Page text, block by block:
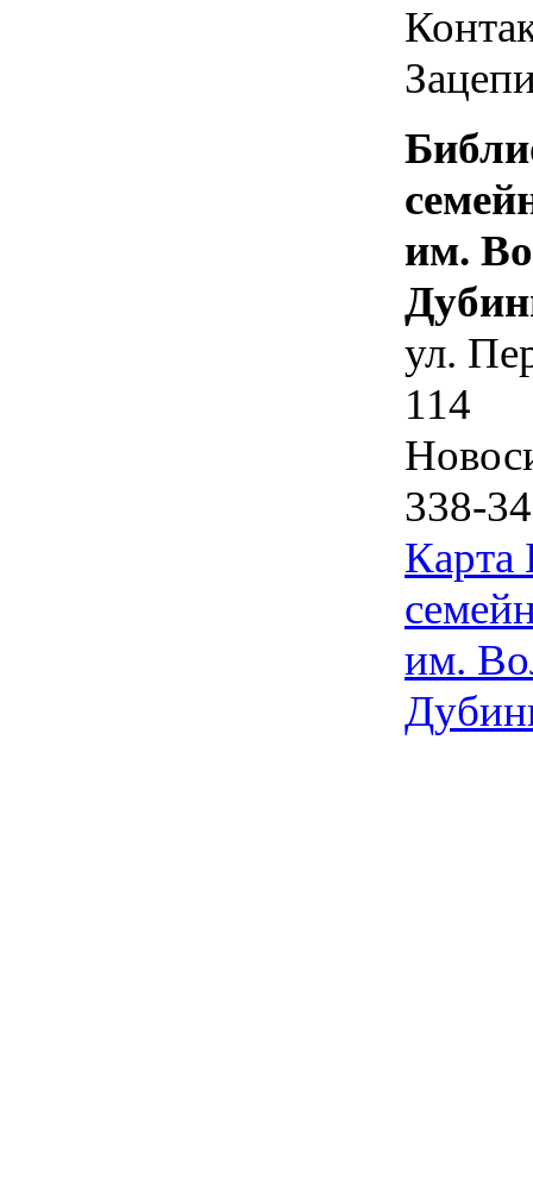
им.
ул.
114
338-
Карта
им.